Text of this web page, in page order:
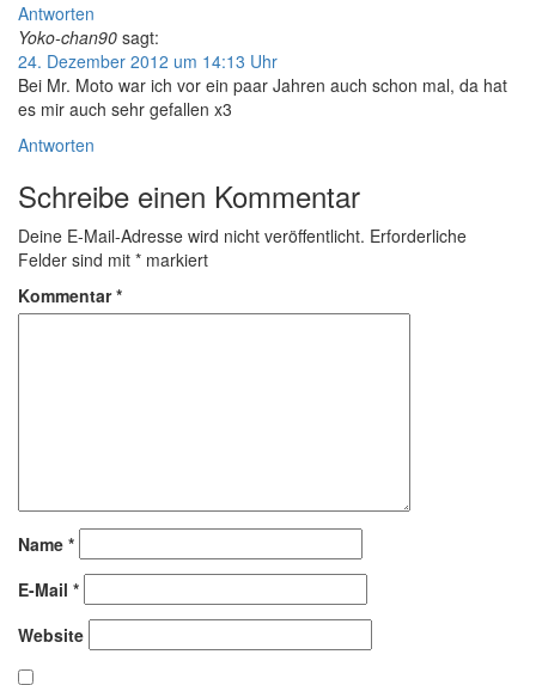
Antworten
Yoko-chan90 sagt:
24. Dezember 2012 um 14:13 Uhr
Bei Mr. Moto war ich vor ein paar Jahren auch schon mal, da hat
es mir auch sehr gefallen x3
Antworten
Schreibe einen Kommentar
Deine E-Mail-Adresse wird nicht veröffentlicht. Erforderliche
Felder sind mit * markiert
Kommentar*
Name *
E-Mail *
Website